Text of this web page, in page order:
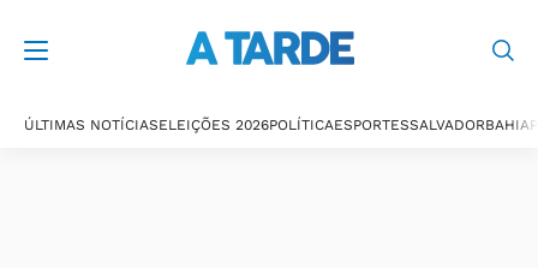
ÚLTIMAS NOTÍCIASELEIÇÕES 2026POLÍTICAESPORTESSALVADORBAHIA